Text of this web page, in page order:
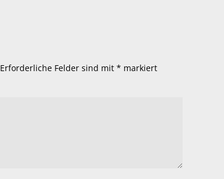
Erforderliche Felder sind mit * markiert